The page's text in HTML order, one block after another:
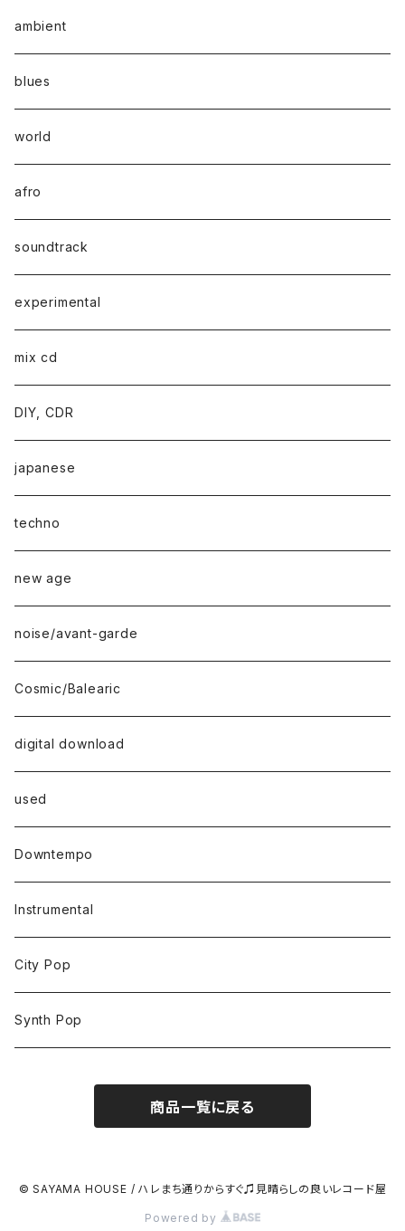
ambient
blues
world
afro
soundtrack
experimental
mix cd
DIY, CDR
japanese
techno
new age
noise/avant-garde
Cosmic/Balearic
digital download
used
Downtempo
Instrumental
City Pop
Synth Pop
商品一覧に戻る
© SAYAMA HOUSE / ハレまち通りからすぐ♫見晴らしの良いレコード屋
Powered by